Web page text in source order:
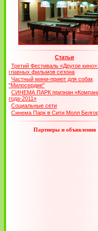
Статьи
Третий Фестиваль «Другое
главных фильмов сезона
Частный мини-приют для собак
"Милосердие"
СИНЕМА ПАРК признан
года-2011»
Социальные сети
Синема Парк в Сити Молл
Партнеры и объявления